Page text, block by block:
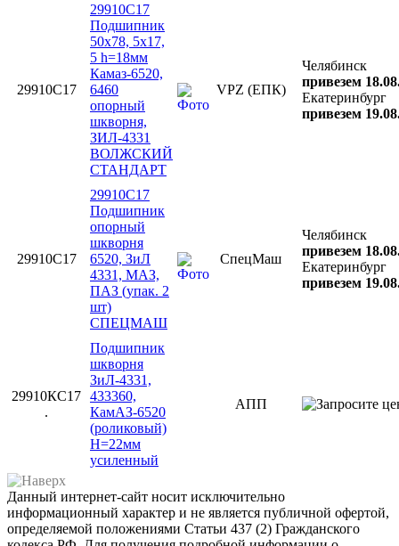
29910С17
29910С17
Подшипник
50х78, 5х17,
5 h=18мм
Камаз-6520,
6460
опорный
шкворня,
ЗИЛ-4331
ВОЛЖСКИЙ
СТАНДАРТ
VPZ (ЕПК)
Челябинск
привезем
Екатеринбург
привезем
29910С17
29910С17
Подшипник
опорный
шкворня
6520, ЗиЛ
4331, МАЗ,
ПАЗ (упак. 2
шт)
СПЕЦМАШ
СпецМаш
Челябинск
привезем
Екатеринбург
привезем
29910КС17
.
Подшипник
шкворня
ЗиЛ-4331,
433360,
КамАЗ-6520
(роликовый)
H=22мм
усиленный
АПП
Данный интернет-сайт носит исключительно
информационный характер и не является публичной офертой,
определяемой положениями Статьи 437 (2) Гражданского